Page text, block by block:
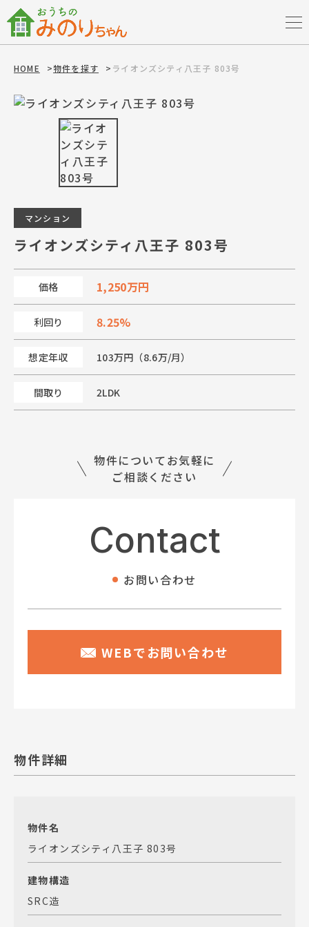
HOME >物件を探す > ライオンズシティ八王子 803号
マンション
ライオンズシティ八王子 803号
価格 1,250万円
利回り 8.25%
想定年収 103万円（8.6万/月）
間取り 2LDK
物件についてお気軽に
ご相談ください
Contact
お問い合わせ
WEBでお問い合わせ
物件詳細
物件名
ライオンズシティ八王子 803号
建物構造
SRC造